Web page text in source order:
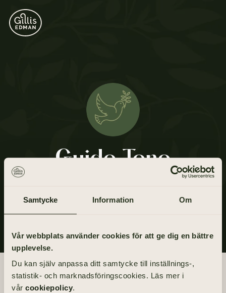
Samtycke Information Om
Vår webbplats använder cookies för att ge dig en bättre
upplevelse.
Du kan själv anpassa ditt samtycke till inställnings-,
statistik- och marknadsföringscookies. Läs mer i
vår cookiepolicy.
Guido Tono
Begravningsdagen